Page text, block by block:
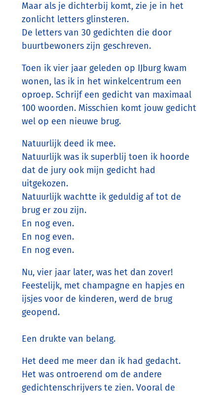
Maar als je dichterbij komt, zie je in het
zonlicht letters glinsteren.
De letters van 30 gedichten die door
buurtbewoners zijn geschreven.
Toen ik vier jaar geleden op IJburg kwam
wonen, las ik in het winkelcentrum een
oproep. Schrijf een gedicht van maximaal
100 woorden. Misschien komt jouw gedicht
wel op een nieuwe brug.
Natuurlijk deed ik mee.
Natuurlijk was ik superblij toen ik hoorde
dat de jury ook mijn gedicht had
uitgekozen.
Natuurlijk wachtte ik geduldig af tot de
brug er zou zijn.
En nog even.
En nog even.
En nog even.
Nu, vier jaar later, was het dan zover!
Feestelijk, met champagne en hapjes en
ijsjes voor de kinderen, werd de brug
geopend.
Een drukte van belang.
Het deed me meer dan ik had gedacht.
Het was ontroerend om de andere
gedichtenschrijvers te zien. Vooral de